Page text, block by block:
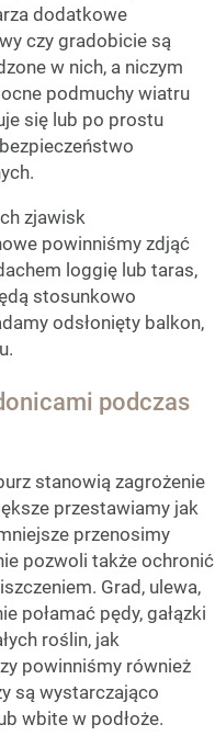
dodatkowe
czy gradobicie są
w nich, a niczym
podmuchy wiatru
się lub po prostu
zjawisk
powinniśmy zdjąć
loggię lub taras,
stosunkowo
odsłonięty balkon,
podczas
stanowią zagrożenie
przestawiamy jak
przenosimy
pozwoli także ochronić
Grad, ulewa,
połamać pędy, gałązki
roślin, jak
powinniśmy również
są wystarczająco
wbite w podłoże.